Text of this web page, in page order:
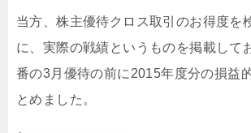
当方、株主優待クロス取引のお得度を
に、実際の戦績というものを掲載して
番の3月優待の前に2015年度分の損益
とめました。